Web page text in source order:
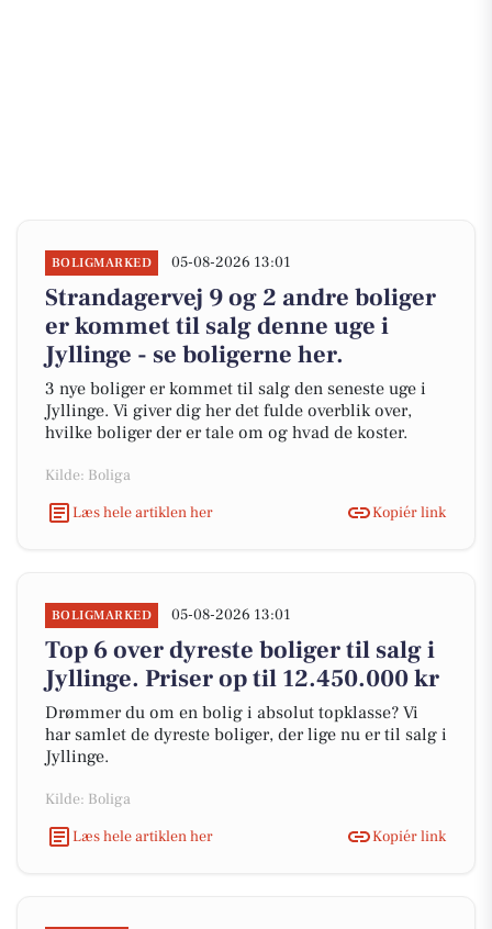
BOLIGMARKED 05-08-2026 13:01
Strandagervej 9 og 2 andre boliger
er kommet til salg denne uge i
Jyllinge - se boligerne her.
3 nye boliger er kommet til salg den seneste uge i
Jyllinge. Vi giver dig her det fulde overblik over,
hvilke boliger der er tale om og hvad de koster.
Kilde: Boliga
Læs hele artiklen her
Kopiér link
BOLIGMARKED 05-08-2026 13:01
Top 6 over dyreste boliger til salg i
Jyllinge. Priser op til 12.450.000 kr
Drømmer du om en bolig i absolut topklasse? Vi
har samlet de dyreste boliger, der lige nu er til salg i
Jyllinge.
Kilde: Boliga
Læs hele artiklen her
Kopiér link